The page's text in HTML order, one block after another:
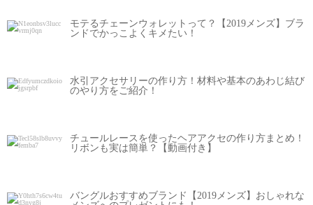
モテるチェーンウォレットって？【2019メンズ】ブラ
ンドでかっこよくキメたい！
水引アクセサリーの作り方！材料や基本のあわじ結び
のやり方をご紹介！
チュールレースを使ったヘアアクセの作り方まとめ！
リボンも実は簡単？【動画付き】
バングルおすすめブランド【2019メンズ】おしゃれな